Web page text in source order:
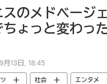
スのメドベージ
ちょっと変わっ
月13日, 18:45
社会 エンタメ